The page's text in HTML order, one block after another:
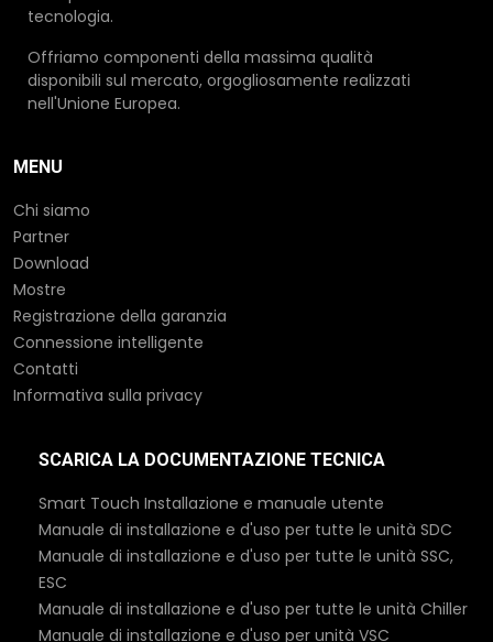
tecnologia.
Offriamo componenti della massima qualità
disponibili sul mercato, orgogliosamente realizzati
nell'Unione Europea.
MENU
Chi siamo
Partner
Download
Mostre
Registrazione della garanzia
Connessione intelligente
Contatti
Informativa sulla privacy
SCARICA LA DOCUMENTAZIONE TECNICA
Smart Touch Installazione e manuale utente
Manuale di installazione e d'uso per tutte le unità SDC
Manuale di installazione e d'uso per tutte le unità SSC,
ESC
Manuale di installazione e d'uso per tutte le unità Chiller
Manuale di installazione e d'uso per unità VSC